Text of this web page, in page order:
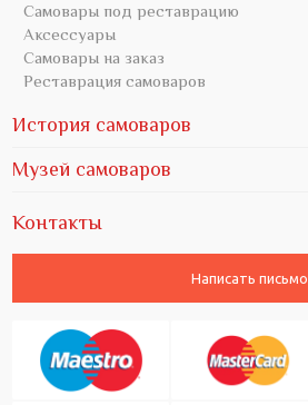
Самовары под реставрацию
Аксессуары
Самовары на заказ
Реставрация самоваров
История самоваров
Музей самоваров
Контакты
Написать письмо